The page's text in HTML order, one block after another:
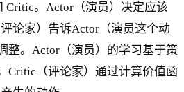
Critic。Actor（演员）决定应该
论家）告诉Actor（演员这个动
整。Actor（演员）的学习基于策
Critic（评论家）通过计算价值函